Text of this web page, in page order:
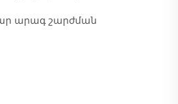
արագ շարժման